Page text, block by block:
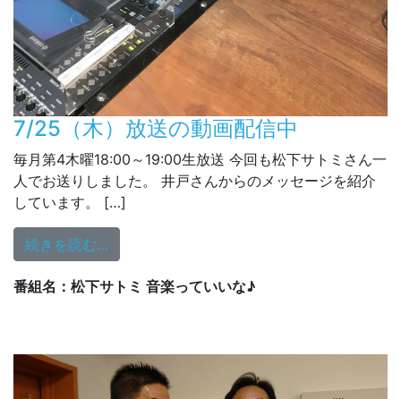
7/25（木）放送の動画配信中
毎月第4木曜18:00～19:00生放送 今回も松下サトミさん一
人でお送りしました。 井戸さんからのメッセージを紹介
しています。 […]
続きを読む…
番組名：松下サトミ 音楽っていいな♪